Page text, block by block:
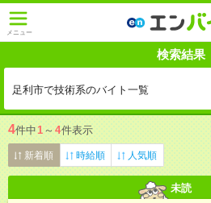
メニュー
検索結果
足利市で技術系のバイト一覧
4件中1 ～ 4件表示
新着順 時給順 人気順
未読